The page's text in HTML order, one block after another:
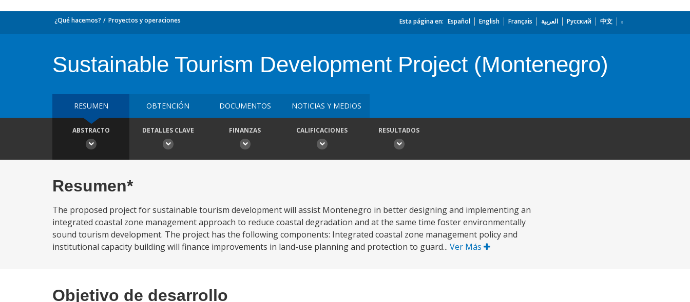
¿Qué hacemos? Proyectos y operaciones Esta página en: Español English Français العربية Русский 中文
Sustainable Tourism Development Project (Montenegro)
RESUMEN OBTENCIÓN DOCUMENTOS NOTICIAS Y MEDIOS
ABSTRACTO DETALLES CLAVE FINANZAS CALIFICACIONES RESULTADOS
Resumen*
The proposed project for sustainable tourism development will assist Montenegro in better designing and implementing an
integrated coastal zone management approach to reduce coastal degradation and at the same time foster environmentally
sound tourism development. The project has the following components: Integrated coastal zone management policy and
institutional capacity building will finance improvements in land-use planning and protection to guard... Ver Más
Objetivo de desarrollo